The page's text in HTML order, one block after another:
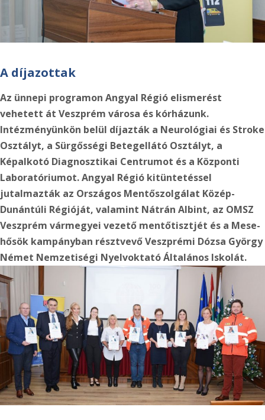
A díjazottak
Az ünnepi programon Angyal Régió elismerést
vehetett át Veszprém városa és kórházunk.
Intézményünkön belül díjazták a Neurológiai és Stroke
Osztályt, a Sürgősségi Betegellátó Osztályt, a
Képalkotó Diagnosztikai Centrumot és a Központi
Laboratóriumot. Angyal Régió kitüntetéssel
jutalmazták az Országos Mentőszolgálat Közép-
Dunántúli Régióját, valamint Nátrán Albint, az OMSZ
Veszprém vármegyei vezető mentőtisztjét és a Mese-
hősök kampányban résztvevő Veszprémi Dózsa György
Német Nemzetiségi Nyelvoktató Általános Iskolát.